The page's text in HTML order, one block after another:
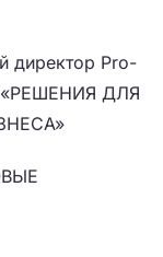
директор Pro-
«РЕШЕНИЯ ДЛЯ